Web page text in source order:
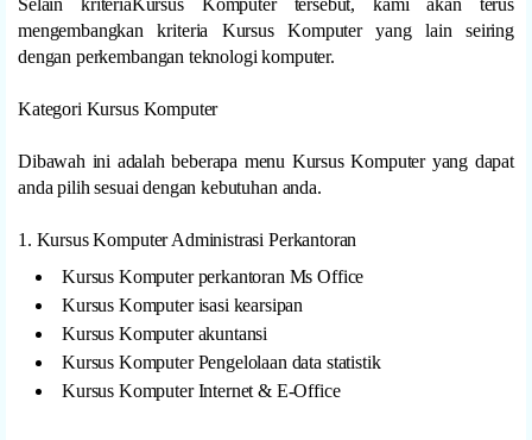
Selain kriteriaKursus Komputer tersebut, kami akan terus
mengembangkan kriteria Kursus Komputer yang lain seiring
dengan perkembangan teknologi komputer.
Kategori Kursus Komputer
Dibawah ini adalah beberapa menu Kursus Komputer yang dapat
anda pilih sesuai dengan kebutuhan anda.
1. Kursus Komputer Administrasi Perkantoran
Kursus Komputer perkantoran Ms Office
Kursus Komputer isasi kearsipan
Kursus Komputer akuntansi
Kursus Komputer Pengelolaan data statistik
Kursus Komputer Internet & E-Office